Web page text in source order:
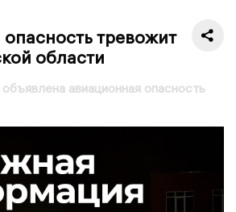
тревожит
области
авиационная опасность